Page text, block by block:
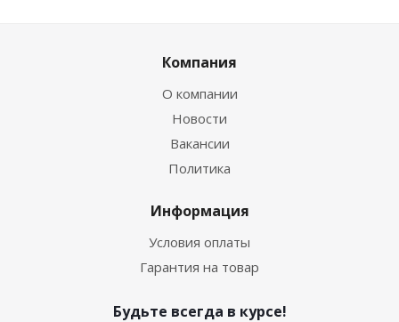
Компания
О компании
Новости
Вакансии
Политика
Информация
Условия оплаты
Гарантия на товар
Будьте всегда в курсе!